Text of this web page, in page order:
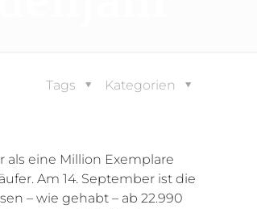
Kategorien
Tags
als eine Million Exemplare
Am 14. September ist die
– wie gehabt – ab 22.990